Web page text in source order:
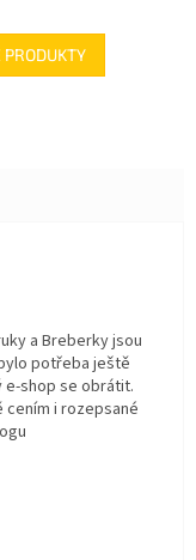
a Breberky jsou
potřeba ještě
e-shop se obrátit.
cením i rozepsané